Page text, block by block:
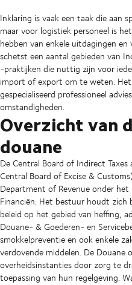
Inklaring is vaak een taak die aan
maar voor logistiek personeel is
hebben van enkele uitdagingen
schetst een aantal gebieden van
-praktijken die nuttig zijn voor
import of export om te weten.
gespecialiseerd professioneel
omstandigheden.
Overzicht van
douane
De Central Board of Indirect
Central Board of Excise &
Department of Revenue onder het
Financiën. Het bestuur houdt
beleid op het gebied van heffing,
Douane- & Goederen- en
smokkelpreventie en ook enkele
verdovende middelen. De Douane
overheidsinstanties door zorg te
toepassing van hun regelgeving.